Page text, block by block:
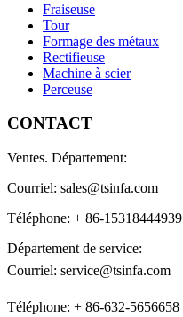
Fraiseuse
Tour
Formage des métaux
Rectifieuse
Machine à scier
Perceuse
CONTACT
Ventes. Département:
Courriel: sales@tsinfa.com
Téléphone: + 86-15318444939
Département de service:
Courriel: service@tsinfa.com
Téléphone: + 86-632-5656658